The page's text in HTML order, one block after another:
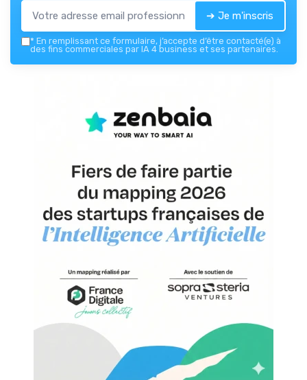
➔ Je m'inscris
* En remplissant ce formulaire, j’accepte d’être contacté(e) à
des fins commerciales par IA 4 business et ses partenaires.